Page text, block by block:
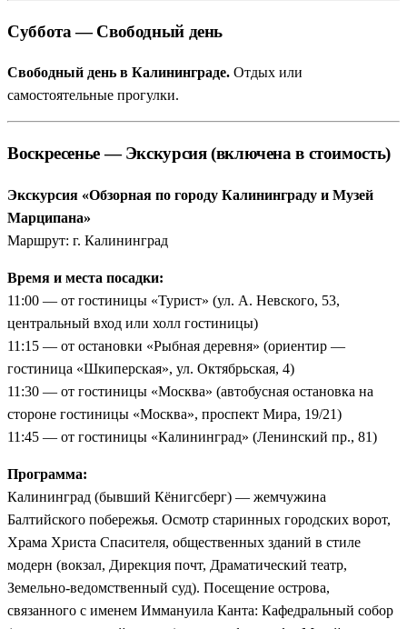
Суббота — Свободный день
Свободный день в Калининграде. Отдых или
самостоятельные прогулки.
Воскресенье — Экскурсия (включена в стоимость)
Экскурсия «Обзорная по городу Калининграду и Музей
Марципана»
Маршрут: г. Калининград
Время и места посадки:
11:00 — от гостиницы «Турист» (ул. А. Невского, 53,
центральный вход или холл гостиницы)
11:15 — от остановки «Рыбная деревня» (ориентир —
гостиница «Шкиперская», ул. Октябрьская, 4)
11:30 — от гостиницы «Москва» (автобусная остановка на
стороне гостиницы «Москва», проспект Мира, 19/21)
11:45 — от гостиницы «Калининград» (Ленинский пр., 81)
Программа:
Калининград (бывший Кёнигсберг) — жемчужина
Балтийского побережья. Осмотр старинных городских ворот,
Храма Христа Спасителя, общественных зданий в стиле
модерн (вокзал, Дирекция почт, Драматический театр,
Земельно-ведомственный суд). Посещение острова,
связанного с именем Иммануила Канта: Кафедральный собор